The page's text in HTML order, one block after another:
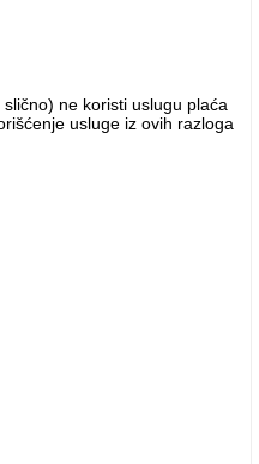
ne koristi uslugu plaća
usluge iz ovih razloga